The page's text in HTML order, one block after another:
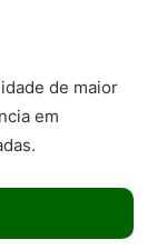
de maior
em